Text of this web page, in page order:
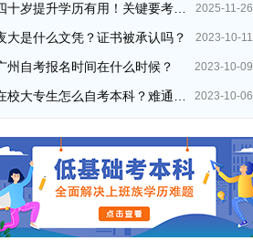
四十岁提升学历有用！关键要考哪种？这种最快最实用！ 2025-11-26
大是什么文凭？证书被承认吗？ 2023-10-11
州自考报名时间在什么时候？ 2023-10-09
在校大专生怎么自考本科？难通过吗？ 2023-10-06